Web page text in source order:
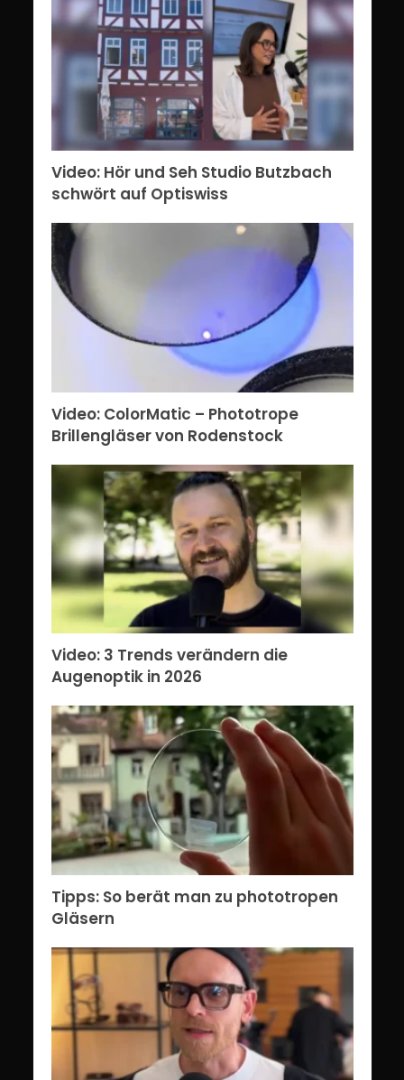
Video: Hör und Seh Studio Butzbach
schwört auf Optiswiss
Video: ColorMatic – Phototrope
Brillengläser von Rodenstock
Video: 3 Trends verändern die
Augenoptik in 2026
Tipps: So berät man zu phototropen
Gläsern